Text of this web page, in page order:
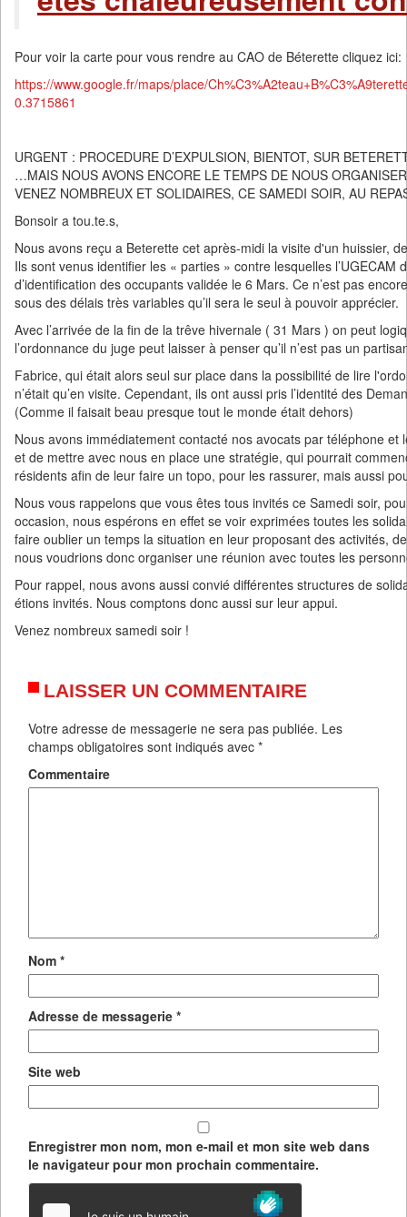
Pour voir la carte pour vous rendre au CAO de Béterette cliquez ici:
https://www.google.fr/maps/place/
0.3715861
URGENT : PROCEDURE D’EXPULSION, BIENTOT, SUR
…MAIS NOUS AVONS ENCORE LE TEMPS DE NOUS
VENEZ NOMBREUX ET SOLIDAIRES, CE SAMEDI SOIR, AU
Bonsoir a tou.te.s,
Nous avons reçu a Beterette cet après-midi la visite d'un huissier,
Ils sont venus identifier les « parties » contre lesquelles
d’identification des occupants validée le 6 Mars. Ce n’est pas
sous des délais très variables qu’il sera le seul à pouvoir apprécier.
Avec l’arrivée de la fin de la trêve hivernale ( 31 Mars ) on peut
l’ordonnance du juge peut laisser à penser qu’il n’est pas un
Fabrice, qui était alors seul sur place dans la possibilité de lire
n’était qu’en visite. Cependant, ils ont aussi pris l’identité des
(Comme il faisait beau presque tout le monde était dehors)
Nous avons immédiatement contacté nos avocats par téléphone
et de mettre avec nous en place une stratégie, qui pourrait
résidents afin de leur faire un topo, pour les rassurer, mais aussi
Nous vous rappelons que vous êtes tous invités ce Samedi soir,
occasion, nous espérons en effet se voir exprimées toutes les
faire oublier un temps la situation en leur proposant des activités,
nous voudrions donc organiser une réunion avec toutes les
Pour rappel, nous avons aussi convié différentes structures de
étions invités. Nous comptons donc aussi sur leur appui.
Venez nombreux samedi soir !
LAISSER UN COMMENTAIRE
Votre adresse de messagerie ne sera pas publiée. Les
champs obligatoires sont indiqués avec *
Commentaire
Nom *
Adresse de messagerie *
Site web
Enregistrer mon nom, mon e-mail et mon site web dans
le navigateur pour mon prochain commentaire.